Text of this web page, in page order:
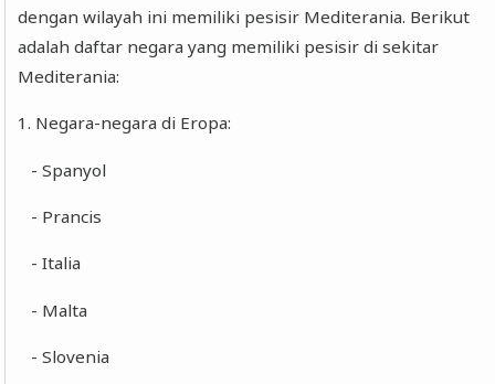
dengan wilayah ini memiliki pesisir Mediterania. Berikut
adalah daftar negara yang memiliki pesisir di sekitar
Mediterania:
1. Negara-negara di Eropa:
- Spanyol
- Prancis
- Italia
- Malta
- Slovenia